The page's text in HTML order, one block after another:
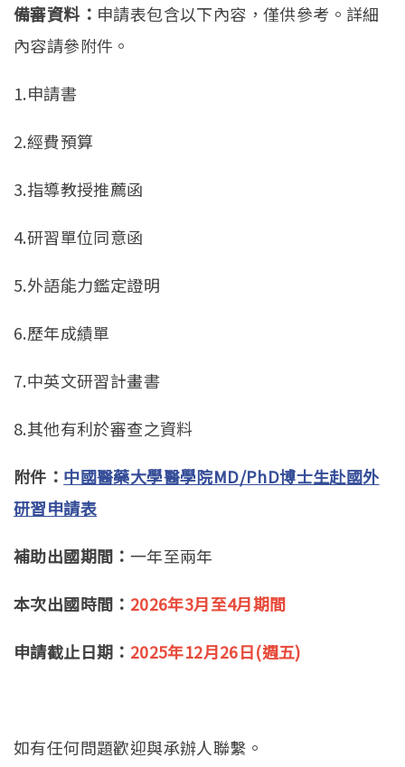
備審資料： 申請表包含以下內容，僅供參考。詳細
內容請參附件。
1.申請書
2.經費預算
3.指導教授推薦函
4.研習單位同意函
5.外語能力鑑定證明
6.歷年成績單
7.中英文研習計畫書
8.其他有利於審查之資料
附件： 中國醫藥大學醫學院MD/PhD博士生赴國外
研習申請表
補助出國期間： 一年至兩年
本次出國時間： 2026年3月至4月期間
申請截止日期： 2025年12月26日(週五)
如有任何問題歡迎與承辦人聯繫。